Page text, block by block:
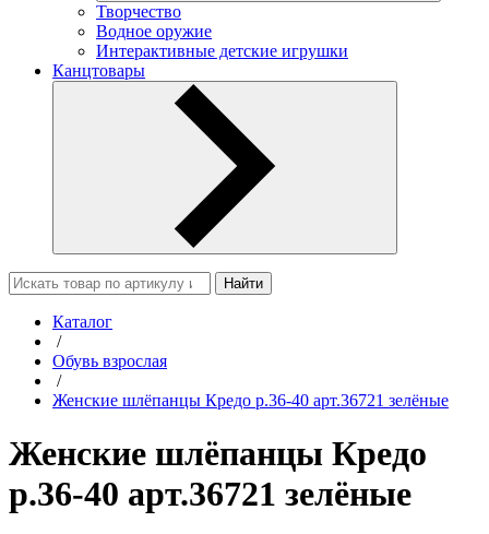
Творчество
Водное оружие
Интерактивные детские игрушки
Канцтовары
Найти
Каталог
/
Обувь взрослая
/
Женские шлёпанцы Кредо р.36-40 арт.36721 зелёные
Женские шлёпанцы Кредо
р.36-40 арт.36721 зелёные